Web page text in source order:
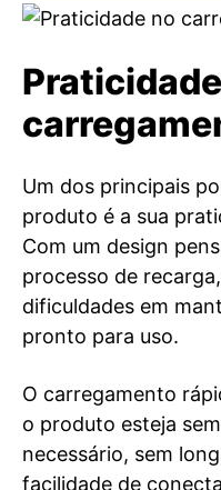
Um dos principais
produto é a sua
Com um design
processo de
dificuldades em
pronto para uso.
O carregamento
o produto esteja
necessário, sem
facilidade de